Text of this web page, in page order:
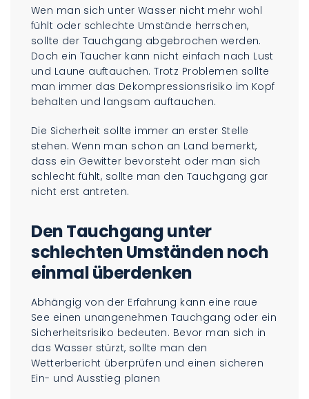
Wen man sich unter Wasser nicht mehr wohl
fühlt oder schlechte Umstände herrschen,
sollte der Tauchgang abgebrochen werden.
Doch ein Taucher kann nicht einfach nach Lust
und Laune auftauchen. Trotz Problemen sollte
man immer das Dekompressionsrisiko im Kopf
behalten und langsam auftauchen.
Die Sicherheit sollte immer an erster Stelle
stehen. Wenn man schon an Land bemerkt,
dass ein Gewitter bevorsteht oder man sich
schlecht fühlt, sollte man den Tauchgang gar
nicht erst antreten.
Den Tauchgang unter
schlechten Umständen noch
einmal überdenken
Abhängig von der Erfahrung kann eine raue
See einen unangenehmen Tauchgang oder ein
Sicherheitsrisiko bedeuten. Bevor man sich in
das Wasser stürzt, sollte man den
Wetterbericht überprüfen und einen sicheren
Ein- und Ausstieg planen